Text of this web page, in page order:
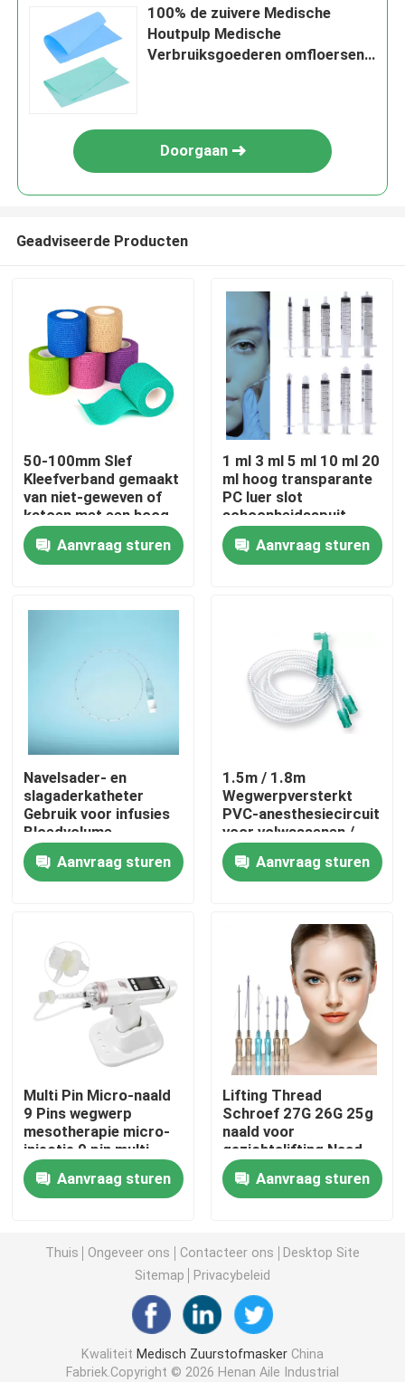
Thuis
Producten
Video's
Fabriekstocht
Kwaliteitscontrole
Neem contact met ons op
Nieuws
Venturi-zuurstofmasker
Draagbaar Zuurstofmasker
Beschikbare Steriele Spuit
De Reeks van de infusietransfusie
Silicone Met een laag bedekte Catheter
Chirurgisch het Kleden zich Verband
Gauze Cotton Swab
100% de zuivere Medische
Houtpulp Medische
Verbruiksgoederen omfloersen
Doorgaan
Geadviseerde Producten
50-100mm Slef
Kleefverband gemaakt
van niet-geweven of
katoen met een hoog
elastisch weefsel voor
chirurgie aangepaste
grootte kleur
Aanvraag sturen
1 ml 3 ml 5 ml 10 ml 20
ml hoog transparante
PC luer slot
schoonheidsspuit
mono schroef voor
cosmeticaAanvraag sturen
Navelsader- en
slagaderkatheter
Gebruik voor infusies
Bloedvolume
uitbreiding Centrale
aderdrukcontrole
Parenterale voeding
Aanvraag sturen
1.5m / 1.8m
Wegwerpversterkt
PVC-anesthesiecircuit
voor volwassenen /
kinderen
Aanvraag sturen
Multi Pin Micro-naald
9 Pins wegwerp
mesotherapie micro-
injectie 9 pin multi-
naald
Aanvraag sturen
Lifting Thread
Schroef 27G 26G 25g
naald voor
gezichtslifting Naad
Materiaal PDO draad
Aanvraag sturen
Thuis Ongeveer ons Contacteer ons
Desktop Site
Sitemap
Privacybeleid
Kwaliteit Medisch ZuurstofmaskerChina
Fabriek.Copyright © 2026 Henan Aile Industrial